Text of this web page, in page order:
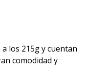
los 215g y cuentan
comodidad y